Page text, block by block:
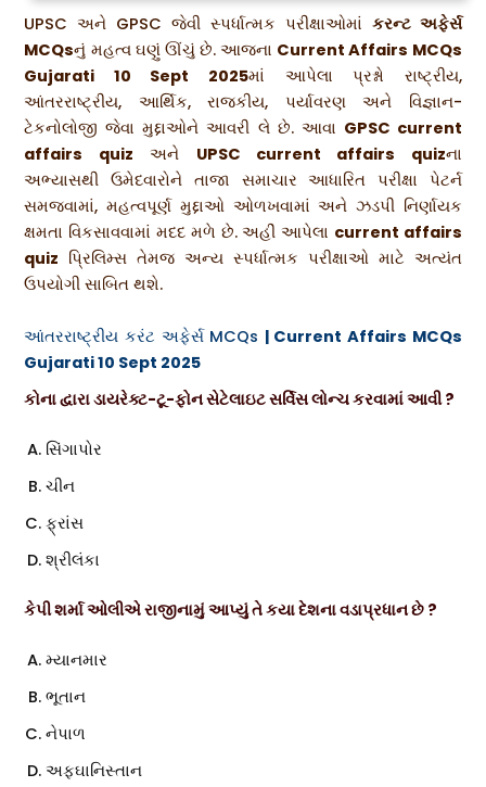
UPSC અને GPSC જેવી સ્પર્ધાત્મક પરીક્ષાઓમાં કરન્ટ અફેર્સ
MCQsનું મહત્વ ઘણું ઊંચું છે. આજના Current Affairs MCQs
Gujarati 10 Sept 2025માં આપેલા પ્રશ્નો રાષ્ટ્રીય,
આંતરરાષ્ટ્રીય, આર્થિક, રાજકીય, પર્યાવરણ અને વિજ્ઞાન-
ટેકનોલોજી જેવા મુદ્દાઓને આવરી લે છે. આવા GPSC current
affairs quiz અને UPSC current affairs quizના
અભ્યાસથી ઉમેદવારોને તાજા સમાચાર આધારિત પરીક્ષા પેટર્ન
સમજવામાં, મહત્વપૂર્ણ મુદ્દાઓ ઓળખવામાં અને ઝડપી નિર્ણાયક
ક્ષમતા વિકસાવવામાં મદદ મળે છે. અહીં આપેલા current affairs
quiz પ્રિલિમ્સ તેમજ અન્ય સ્પર્ધાત્મક પરીક્ષાઓ માટે અત્યંત
ઉપયોગી સાબિત થશે.
આંતરરાષ્ટ્રીય કરંટ અફેર્સ MCQs | Current Affairs MCQs
Gujarati 10 Sept 2025
કોના દ્વારા ડાયરેક્ટ-ટૂ-ફોન સેટેલાઇટ સર્વિસ લોન્ચ કરવામાં આવી ?
સિંગાપોર
ચીન
ફ્રાંસ
શ્રીલંકા
કેપી શર્મા ઓલીએ રાજીનામું આપ્યું તે કયા દેશના વડાપ્રધાન છે ?
મ્યાનમાર
ભૂતાન
નેપાળ
અફઘાનિસ્તાન